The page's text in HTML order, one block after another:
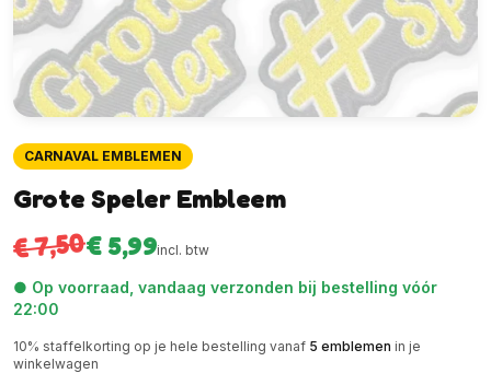
CARNAVAL EMBLEMEN
Grote Speler Embleem
€ 7,50€ 5,99incl. btw
● Op voorraad, vandaag verzonden bij bestelling vóór
22:00
10% staffelkorting op je hele bestelling vanaf 5 emblemen in je
winkelwagen